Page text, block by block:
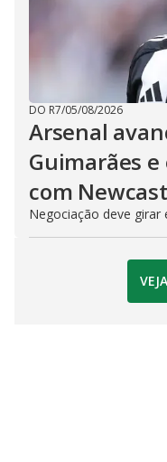
DO R7/05/08/2026
Arsenal
Guimarães
com
Negociação deve